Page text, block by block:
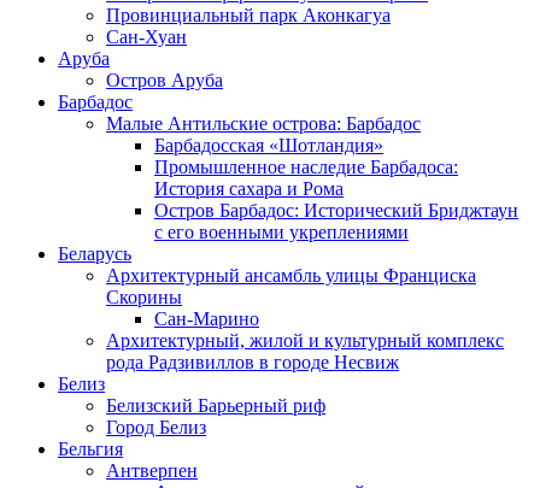
Провинциальный парк Аконкагуа
Сан-Хуан
Аруба
Остров Аруба
Барбадос
Малые Антильские острова: Барбадос
Барбадосская «Шотландия»
Промышленное наследие Барбадоса:
История сахара и Рома
Остров Барбадос: Исторический Бриджтаун
с его военными укреплениями
Беларусь
Архитектурный ансамбль улицы Франциска
Скорины
Сан-Марино
Архитектурный, жилой и культурный комплекс
рода Радзивиллов в городе Несвиж
Белиз
Белизский Барьерный риф
Город Белиз
Бельгия
Антверпен